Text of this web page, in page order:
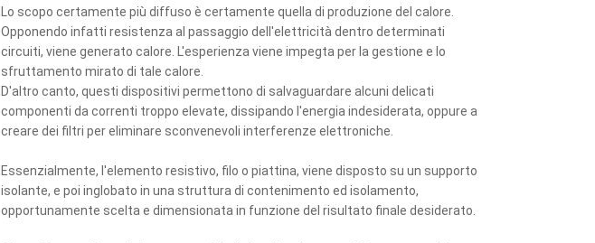
Lo scopo certamente più diffuso è certamente quella di produzione del calore.
Opponendo infatti resistenza al passaggio dell'elettricità dentro determinati
circuiti, viene generato calore. L'esperienza viene impegta per la gestione e lo
sfruttamento mirato di tale calore.
D'altro canto, questi dispositivi permettono di salvaguardare alcuni delicati
componenti da correnti troppo elevate, dissipando l'energia indesiderata, oppure a
creare dei filtri per eliminare sconvenevoli interferenze elettroniche.
Essenzialmente, l'elemento resistivo, filo o piattina, viene disposto su un supporto
isolante, e poi inglobato in una struttura di contenimento ed isolamento,
opportunamente scelta e dimensionata in funzione del risultato finale desiderato.